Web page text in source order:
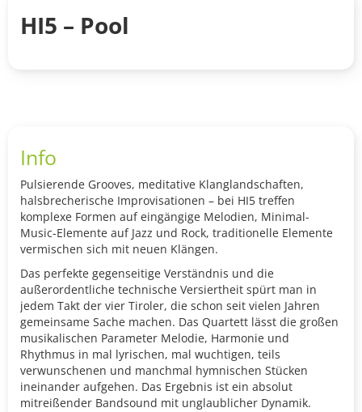
HI5 – Pool
Info
Pulsierende Grooves, meditative Klanglandschaften,
halsbrecherische Improvisationen – bei HI5 treffen
komplexe Formen auf eingängige Melodien, Minimal-
Music-Elemente auf Jazz und Rock, traditionelle Elemente
vermischen sich mit neuen Klängen.
Das perfekte gegenseitige Verständnis und die
außerordentliche technische Versiertheit spürt man in
jedem Takt der vier Tiroler, die schon seit vielen Jahren
gemeinsame Sache machen. Das Quartett lässt die großen
musikalischen Parameter Melodie, Harmonie und
Rhythmus in mal lyrischen, mal wuchtigen, teils
verwunschenen und manchmal hymnischen Stücken
ineinander aufgehen. Das Ergebnis ist ein absolut
mitreißender Bandsound mit unglaublicher Dynamik.